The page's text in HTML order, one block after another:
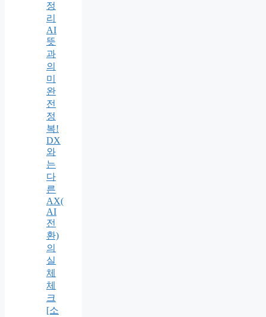
정
리
AI
뜻
과
의
미
완
전
정
복!
DX
와
는
다
른
AX(
AI
전
환)
의
실
체
체
크
[소